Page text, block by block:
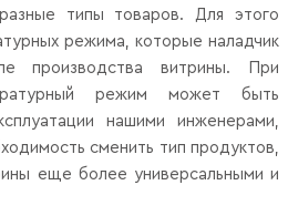
типы товаров. Для этого
режима, которые наладчик
производства витрины. При
режим может быть
нашими инженерами,
сменить тип продуктов,
еще более универсальными и